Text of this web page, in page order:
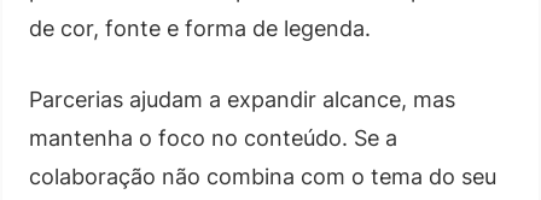
de cor, fonte e forma de legenda.
Parcerias ajudam a expandir alcance, mas
mantenha o foco no conteúdo. Se a
colaboração não combina com o tema do seu